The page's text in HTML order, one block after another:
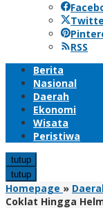
RSS
Berita
Nasional
Daerah
Ekonomi
Wisata
Peristiwa
tutup
tutup
Homepage »
Coklat Hingga